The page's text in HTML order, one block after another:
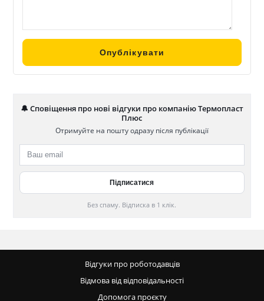
🔔 Сповіщення про нові відгуки про компанію Термопласт
Плюс
Отримуйте на пошту одразу після публікації
Без спаму. Відписка в 1 клік.
Відгуки про роботодавців
Відмова від відповідальності
Допомога проєкту